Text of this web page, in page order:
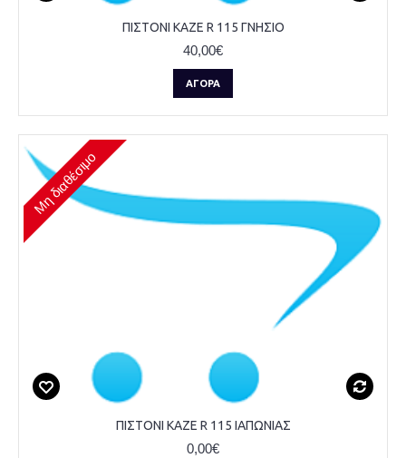
ΠΙΣΤΟΝΙ KAZE R 115 ΓΝΗΣΙΟ
40,00€
ΑΓΟΡΆ
Μη διαθέσιμο
ΠΙΣΤΟΝΙ KAZE R 115 ΙΑΠΩΝΙΑΣ
0,00€